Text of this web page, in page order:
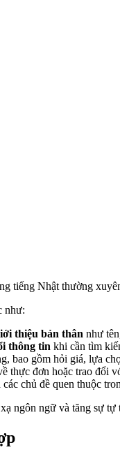
tiếng Nhật thường
như:
thiệu bản thân như
thông tin khi cần tìm
bao gồm hỏi giá, lựa
thực đơn hoặc trao đổi
các chủ đề quen thuộc
ngôn ngữ và tăng sự